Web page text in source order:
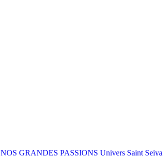
NOS GRANDES PASSIONS Univers Saint Seiya